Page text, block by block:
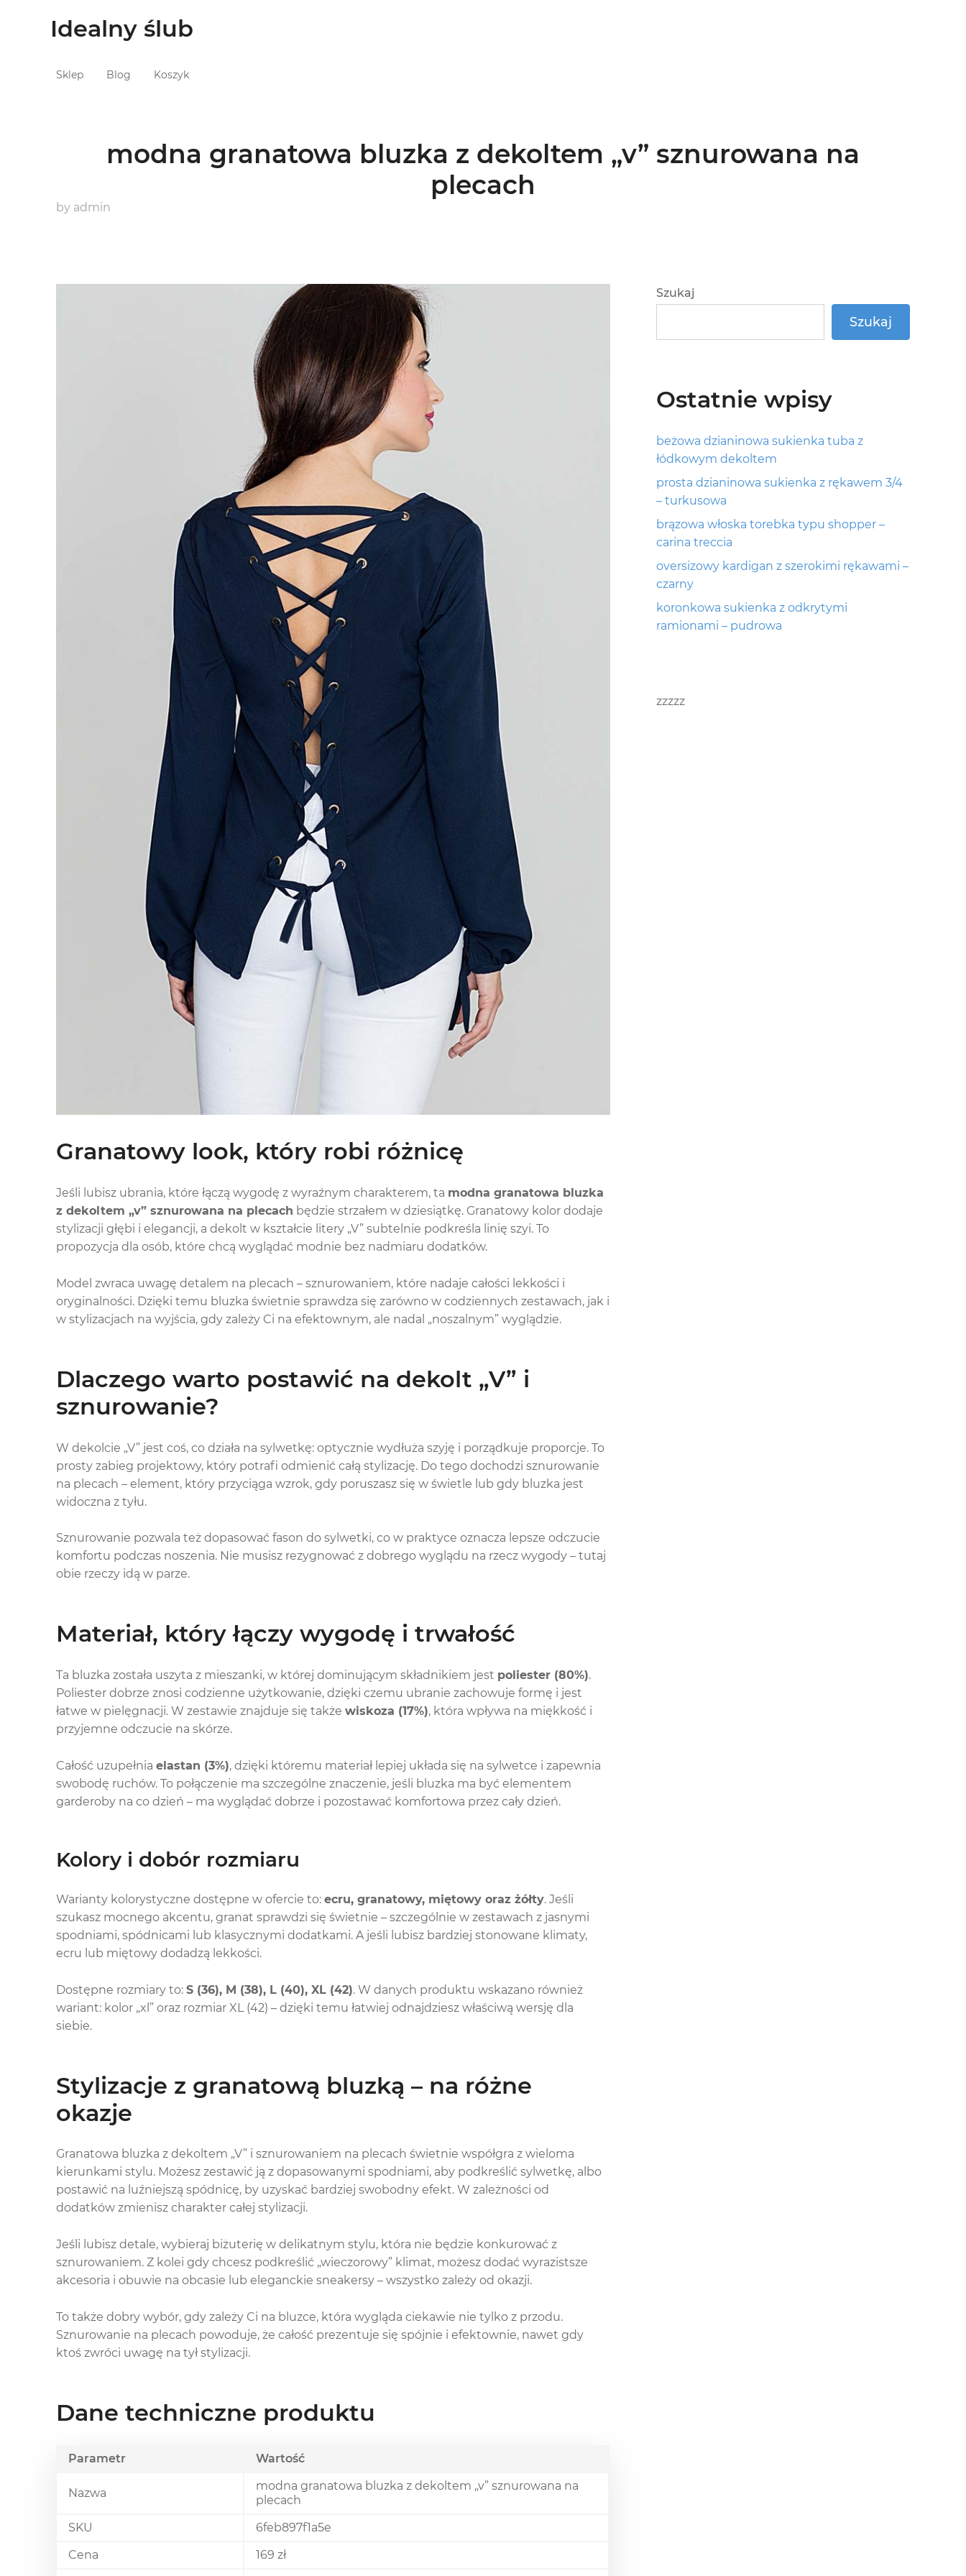
Idealny ślub
Sklep Blog Koszyk
modna granatowa bluzka z dekoltem „v” sznurowana na
plecach
by admin
Granatowy look, który robi różnicę
Jeśli lubisz ubrania, które łączą wygodę z wyraźnym charakterem, ta modna granatowa bluzka
z dekoltem „v” sznurowana na plecach będzie strzałem w dziesiątkę. Granatowy kolor dodaje
stylizacji głębi i elegancji, a dekolt w kształcie litery „V” subtelnie podkreśla linię szyi. To
propozycja dla osób, które chcą wyglądać modnie bez nadmiaru dodatków.
Model zwraca uwagę detalem na plecach – sznurowaniem, które nadaje całości lekkości i
oryginalności. Dzięki temu bluzka świetnie sprawdza się zarówno w codziennych zestawach, jak i
w stylizacjach na wyjścia, gdy zależy Ci na efektownym, ale nadal „noszalnym” wyglądzie.
Dlaczego warto postawić na dekolt „V” i
sznurowanie?
W dekolcie „V” jest coś, co działa na sylwetkę: optycznie wydłuża szyję i porządkuje proporcje. To
prosty zabieg projektowy, który potrafi odmienić całą stylizację. Do tego dochodzi sznurowanie
na plecach – element, który przyciąga wzrok, gdy poruszasz się w świetle lub gdy bluzka jest
widoczna z tyłu.
Sznurowanie pozwala też dopasować fason do sylwetki, co w praktyce oznacza lepsze odczucie
komfortu podczas noszenia. Nie musisz rezygnować z dobrego wyglądu na rzecz wygody – tutaj
obie rzeczy idą w parze.
Materiał, który łączy wygodę i trwałość
Ta bluzka została uszyta z mieszanki, w której dominującym składnikiem jest poliester (80%).
Poliester dobrze znosi codzienne użytkowanie, dzięki czemu ubranie zachowuje formę i jest
łatwe w pielęgnacji. W zestawie znajduje się także wiskoza (17%), która wpływa na miękkość i
przyjemne odczucie na skórze.
Całość uzupełnia elastan (3%), dzięki któremu materiał lepiej układa się na sylwetce i zapewnia
swobodę ruchów. To połączenie ma szczególne znaczenie, jeśli bluzka ma być elementem
garderoby na co dzień – ma wyglądać dobrze i pozostawać komfortowa przez cały dzień.
Kolory i dobór rozmiaru
Warianty kolorystyczne dostępne w ofercie to: ecru, granatowy, miętowy oraz żółty. Jeśli
szukasz mocnego akcentu, granat sprawdzi się świetnie – szczególnie w zestawach z jasnymi
spodniami, spódnicami lub klasycznymi dodatkami. A jeśli lubisz bardziej stonowane klimaty,
ecru lub miętowy dodadzą lekkości.
Dostępne rozmiary to: S (36), M (38), L (40), XL (42). W danych produktu wskazano również
wariant: kolor „xl” oraz rozmiar XL (42) – dzięki temu łatwiej odnajdziesz właściwą wersję dla
siebie.
Stylizacje z granatową bluzką – na różne
okazje
Granatowa bluzka z dekoltem „V” i sznurowaniem na plecach świetnie współgra z wieloma
kierunkami stylu. Możesz zestawić ją z dopasowanymi spodniami, aby podkreślić sylwetkę, albo
postawić na luźniejszą spódnicę, by uzyskać bardziej swobodny efekt. W zależności od
dodatków zmienisz charakter całej stylizacji.
Jeśli lubisz detale, wybieraj biżuterię w delikatnym stylu, która nie będzie konkurować z
sznurowaniem. Z kolei gdy chcesz podkreślić „wieczorowy” klimat, możesz dodać wyrazistsze
akcesoria i obuwie na obcasie lub eleganckie sneakersy – wszystko zależy od okazji.
To także dobry wybór, gdy zależy Ci na bluzce, która wygląda ciekawie nie tylko z przodu.
Sznurowanie na plecach powoduje, że całość prezentuje się spójnie i efektownie, nawet gdy
ktoś zwróci uwagę na tył stylizacji.
Dane techniczne produktu
Parametr Wartość
Nazwa
modna granatowa bluzka z dekoltem „v” sznurowana na
plecach
SKU
6feb897f1a5e
Cena
169 zł
Szukaj
Szukaj
Ostatnie wpisy
beżowa dzianinowa sukienka tuba z
łódkowym dekoltem
prosta dzianinowa sukienka z rękawem 3/4
– turkusowa
brązowa włoska torebka typu shopper –
carina treccia
oversizowy kardigan z szerokimi rękawami –
czarny
koronkowa sukienka z odkrytymi
ramionami – pudrowa
zzzzz